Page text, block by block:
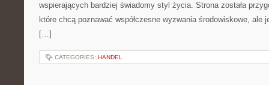
wspierających bardziej świadomy styl życia. Strona została
które chcą poznawać współczesne wyzwania środowiskowe, ale
[…]
CATEGORIES: HANDEL